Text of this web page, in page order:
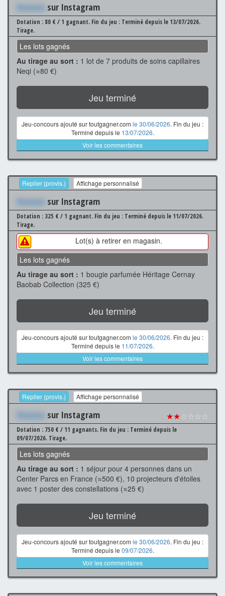
Xxxxxxx sur Instagram
Dotation : 80 € / 1 gagnant. Fin du jeu : Terminé depuis le 13/07/2026.
Tirage.
Les lots gagnés
Au tirage au sort : 1 lot de 7 produits de soins capillaires
Neqi (≈80 €)
Jeu terminé
Jeu-concours ajouté sur toutgagner.com le 30/06/2026. Fin du jeu :
Terminé depuis le 13/07/2026.
Voir les commentaires
Replier (provis.) Affichage personnalisé
Xxxxxxx sur Instagram
Dotation : 325 € / 1 gagnant. Fin du jeu : Terminé depuis le 11/07/2026.
Tirage.
Lot(s) à retirer en magasin.
Les lots gagnés
Au tirage au sort : 1 bougie parfumée Héritage Cernay
Baobab Collection (325 €)
Jeu terminé
Jeu-concours ajouté sur toutgagner.com le 30/06/2026. Fin du jeu :
Terminé depuis le 11/07/2026.
Voir les commentaires
Replier (provis.) Affichage personnalisé
Xxxxxxx sur Instagram ★★☆☆☆☆
Dotation : 750 € / 11 gagnants. Fin du jeu : Terminé depuis le
09/07/2026. Tirage.
Les lots gagnés
Au tirage au sort : 1 séjour pour 4 personnes dans un
Center Parcs en France (≈500 €), 10 projecteurs d'étoiles
avec 1 poster des constellations (≈25 €)
Jeu terminé
Jeu-concours ajouté sur toutgagner.com le 30/06/2026. Fin du jeu :
Terminé depuis le 09/07/2026.
Voir les commentaires